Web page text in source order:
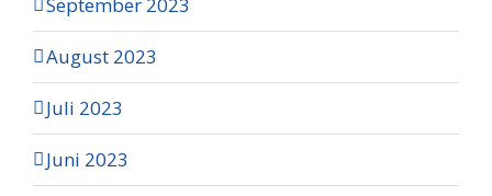
August 2023
Juli 2023
Juni 2023